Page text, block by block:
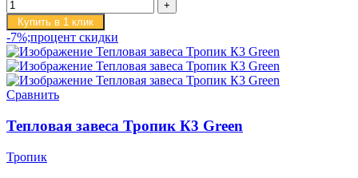
Купить в 1 клик
-7%;процент скидки
Сравнить
Тепловая завеса Тропик К3 Green
Тропик